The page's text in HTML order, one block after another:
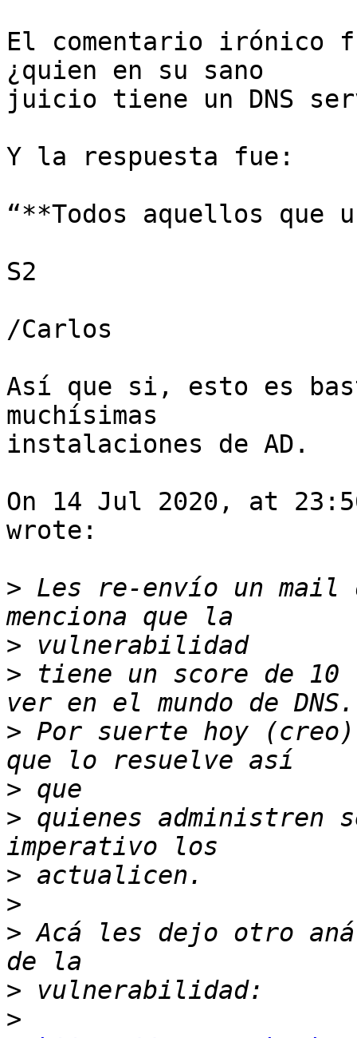
El comentario irónico
¿quien en su sano
juicio tiene un DNS
Y la respuesta fue:
“**Todos aquellos que
S2
/Carlos
Así que si, esto es
muchísimas
instalaciones de AD.
On 14 Jul 2020, at
wrote:
> Les re-envío un mail
>
> tiene un score de
> Por suerte hoy
>
> quienes administren
>
>
> Acá les dejo otro
>
>